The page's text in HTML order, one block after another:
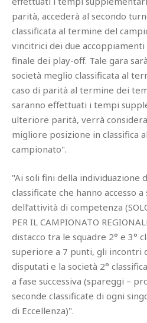
parità, accederà al secondo
classificata al termine del
vincitrici dei due
finale dei play-off. Tale gara
società meglio classificata al
caso di parità al termine dei
saranno effettuati i tempi
ulteriore parità, verrà
migliore posizione in classifica
campionato".
"Ai soli fini della individuazione
classificate che hanno accesso
dell’attività di competenza
PER IL CAMPIONATO
distacco tra le squadre 2° e 3°
superiore a 7 punti, gli incontri
disputati e la società 2°
a fase successiva (spareggi –
seconde classificate di ogni
di Eccellenza)".